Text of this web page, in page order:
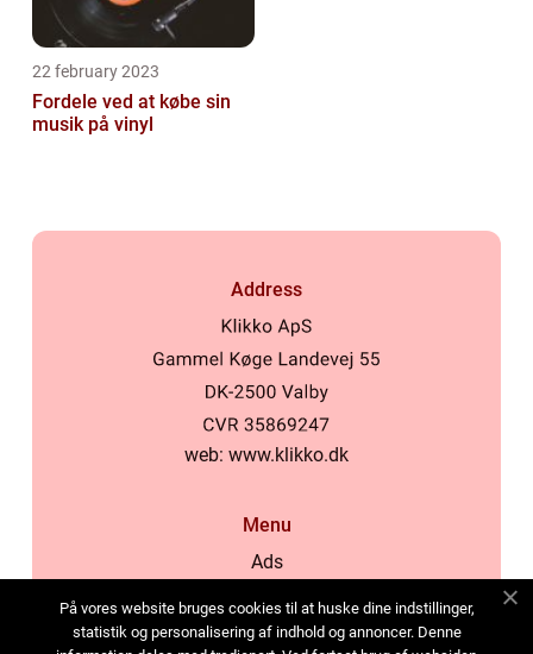
22 february 2023
Fordele ved at købe sin
musik på vinyl
Address
web: www.klikko.dk
Menu
Ads
Cookies
På vores website bruges cookies til at huske dine indstillinger,
statistik og personalisering af indhold og annoncer. Denne